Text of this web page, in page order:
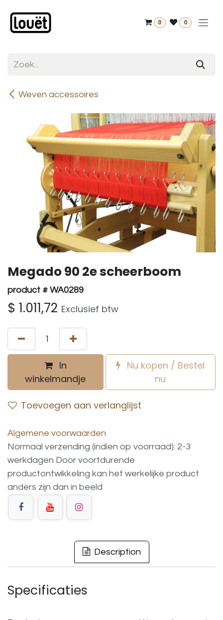
0 0
Weven accessoires
Megado 90 2e scheerboom
product # WA0289
$ 1.011,72 Exclusief btw
In
winkelmandje
Nu kopen / Bestel
nu
Toevoegen aan verlanglijst
Algemene voorwaarden
Normaal verzending (indien op voorraad): 2-3
werkdagen Door voortdurende
productontwikkeling kan het werkelijke product
anders zijn dan in beeld
Description
Specificaties